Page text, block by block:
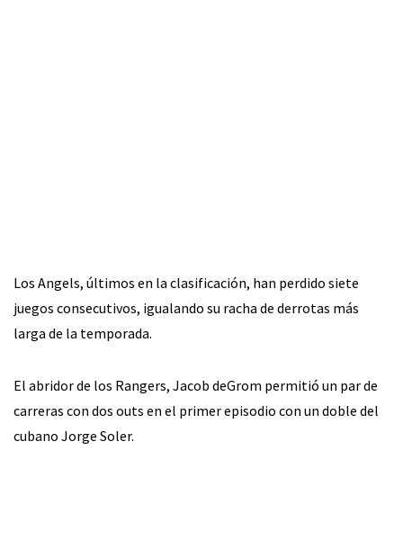
Los Angels, últimos en la clasificación, han perdido siete
juegos consecutivos, igualando su racha de derrotas más
larga de la temporada.
El abridor de los Rangers, Jacob deGrom permitió un par de
carreras con dos outs en el primer episodio con un doble del
cubano Jorge Soler.